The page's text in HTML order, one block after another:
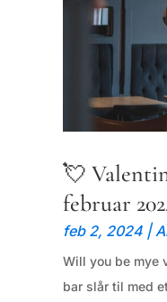
💘
februar
feb 2, 2024|
Will you be mye
bar slår til med